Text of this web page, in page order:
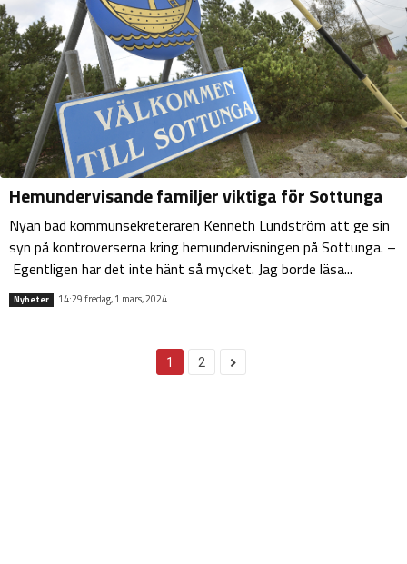
Hemundervisande familjer viktiga för Sottunga
Nyan bad kommunsekreteraren Kenneth Lundström att ge sin
syn på kontroverserna kring hemundervisningen på Sottunga. –
Egentligen har det inte hänt så mycket. Jag borde läsa...
Nyheter 14:29 fredag, 1 mars, 2024
1 2